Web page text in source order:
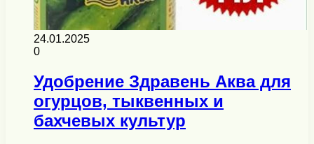
24.01.2025
0
Удобрение Здравень Аква для
огурцов, тыквенных и
бахчевых культур